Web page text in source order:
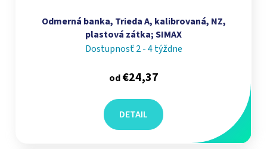
Odmerná banka, Trieda A, kalibrovaná, NZ,
plastová zátka; SIMAX
Dostupnosť 2 - 4 týždne
od€24,37
DETAIL